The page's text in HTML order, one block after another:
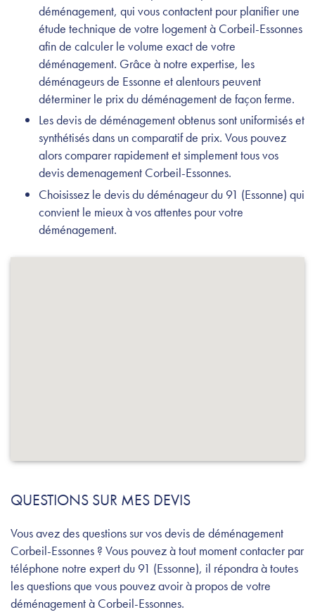
déménagement, qui vous contactent pour planifier une
étude technique de votre logement à Corbeil-Essonnes
afin de calculer le volume exact de votre
déménagement. Grâce à notre expertise, les
déménageurs de Essonne et alentours peuvent
déterminer le prix du déménagement de façon ferme.
Les devis de déménagement obtenus sont uniformisés et
synthétisés dans un comparatif de prix. Vous pouvez
alors comparer rapidement et simplement tous vos
devis demenagement Corbeil-Essonnes.
Choisissez le devis du déménageur du 91 (Essonne) qui
convient le mieux à vos attentes pour votre
déménagement.
QUESTIONS SUR MES DEVIS
Vous avez des questions sur vos devis de déménagement
Corbeil-Essonnes ? Vous pouvez à tout moment contacter par
téléphone notre expert du 91 (Essonne), il répondra à toutes
les questions que vous pouvez avoir à propos de votre
déménagement à Corbeil-Essonnes.